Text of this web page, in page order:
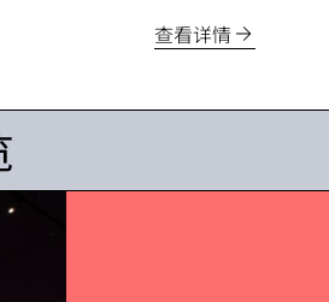
查看详情